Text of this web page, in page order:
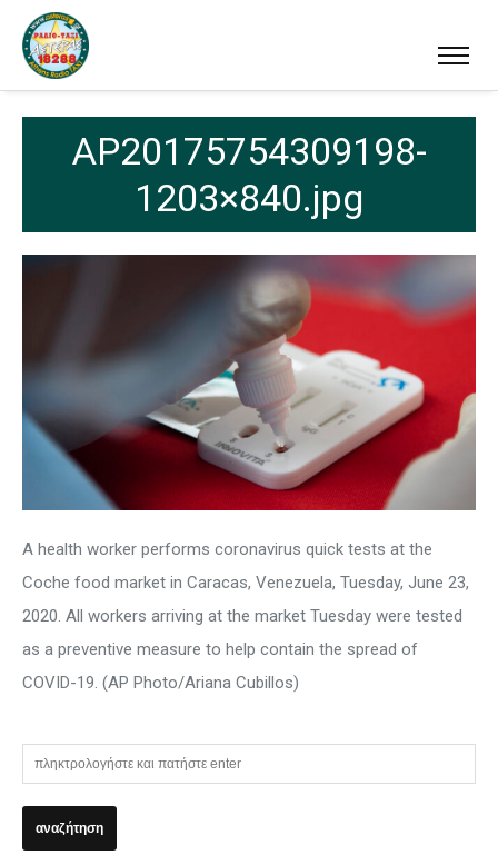
AP20175754309198-
1203×840.jpg
A health worker performs coronavirus quick tests at the
Coche food market in Caracas, Venezuela, Tuesday, June 23,
2020. All workers arriving at the market Tuesday were tested
as a preventive measure to help contain the spread of
COVID-19. (AP Photo/Ariana Cubillos)